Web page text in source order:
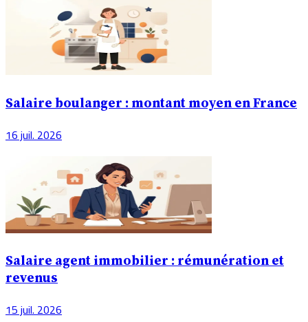
Salaire boulanger : montant moyen en France
16 juil. 2026
Salaire agent immobilier : rémunération et
revenus
15 juil. 2026